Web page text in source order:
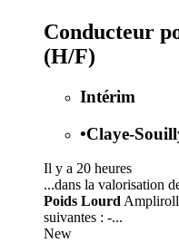
Conducteur
(H/F)
Intérim
•Claye-
Il y a 20 heures
...dans la valorisation
Poids Lourd Ampliroll
suivantes : -...
New